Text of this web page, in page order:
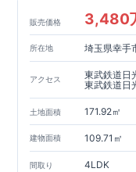
完成イメージ・建
ご説明が可能です。
まずはお気軽にお
TEL：0120-44-1081
（ 18:30／火
販売価格 3,480
所在地 埼玉県幸手
アクセス
東武鉄道日
東武鉄道日
土地面積 171.92㎡
建物面積 109.71㎡
間取り 4LDK